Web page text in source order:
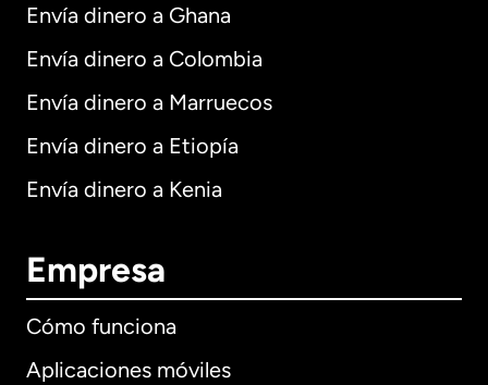
Envía dinero a Ghana
Envía dinero a Colombia
Envía dinero a Marruecos
Envía dinero a Etiopía
Envía dinero a Kenia
Empresa
Cómo funciona
Aplicaciones móviles